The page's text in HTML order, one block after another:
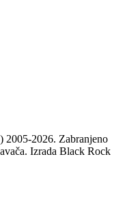
2005-2026. Zabranjeno
Izrada Black Rock